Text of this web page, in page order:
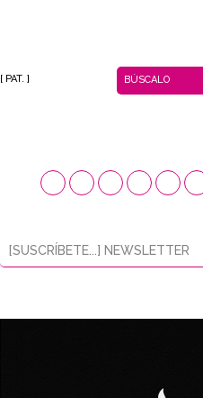
[ PAT. ]
[SUSCRÍBETE...] NEWSLETTER